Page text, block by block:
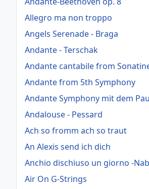
Allegro ma non troppo
Angels Serenade - Braga
Andante - Terschak
Andante cantabile from
Andante from 5th Symphony
Andante Symphony mit dem
Andalouse - Pessard
Ach so fromm ach so traut
An Alexis send ich dich
Anchio dischiuso un giorno -
Air On G-Strings